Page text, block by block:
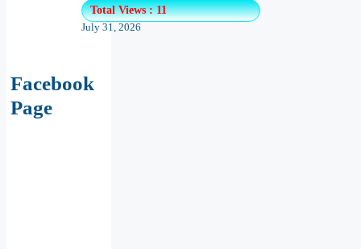
Total Views : 11
July 31, 2026
Facebook
Page